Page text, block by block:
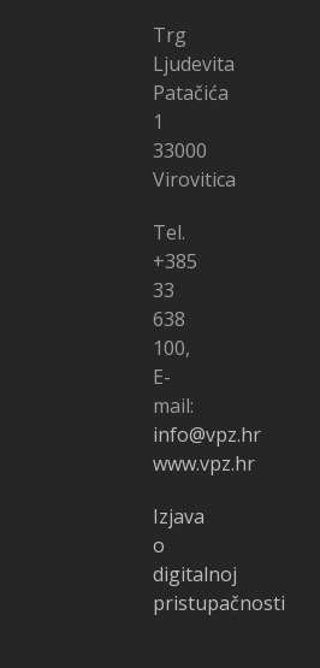
Trg
Ljudevita
Patačića
1
33000
Virovitica
Tel.
+385
33
638
100,
E-
mail:
info@vpz.hr
www.vpz.hr
Izjava
o
digitalnoj
pristupačnosti